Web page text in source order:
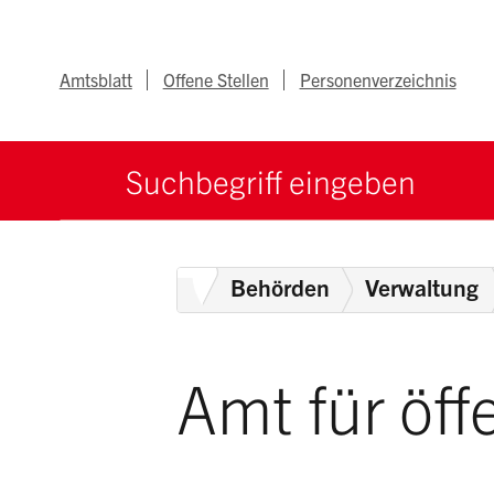
Metanav
Amtsblatt Offene Stellen Personenverzeichnis
Suchbegriff
HomeBehörden Verwaltung
Amt für